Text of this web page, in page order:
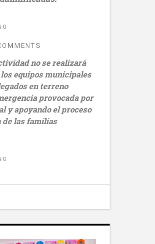
no se realizará
los equipos municipales
en terreno
provocada por
y apoyando el proceso
de las familias